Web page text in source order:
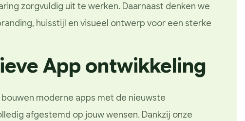
zorgvuldig uit te werken. Daarnaast denken we
huisstijl en visueel ontwerp voor een sterke
App ontwikkeling
moderne apps met de nieuwste
afgestemd op jouw wensen. Dankzij onze